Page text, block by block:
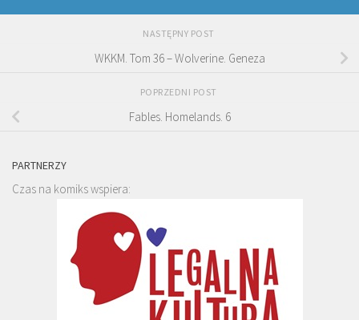
NASTĘPNY POST
WKKM. Tom 36 – Wolverine. Geneza
POPRZEDNI POST
Fables. Homelands. 6
PARTNERZY
Czas na komiks wspiera: